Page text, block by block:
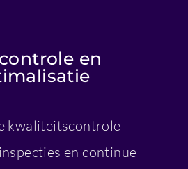
en
kwaliteitscontrole
en continue